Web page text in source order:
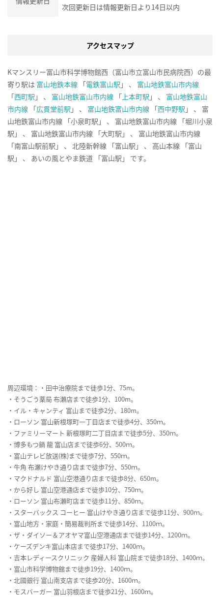
次回更新日は情報更新日より14日以内
アクセスマップ
Kマンスリー富山市科学博物館西（富山市立富山市民病院西）の最
寄り駅は 富山地鉄本線 「電鉄富山駅 」 、 富山地鉄富山市内線
「西町駅 」 、 富山地鉄富山市内線 「 上本町駅 」 、 富山地鉄富山
市内線 「広貫堂前駅 」 、 富山地鉄富山市内線 「西中野駅 」 、 富
山地鉄富山市内線 「小泉町駅」 、 富山地鉄富山市内線 「堀川小泉
駅」 、 富山地鉄富山市内線 「大町駅」 、 富山地鉄富山市内線
「南富山駅前駅」 、 北陸新幹線 「富山駅」 、 高山本線 「富山
駅」 、 あいの風とやま鉄道 「富山駅」 です。
周辺環境：・田中治療院まで徒歩1分、75m。
・そうごう薬局 布瀬店まで徒歩1分、100m。
・イル・キャンティ 富山まで徒歩2分、180m。
・ローソン 富山新根塚町一丁目店まで徒歩4分、350ｍ。
・ファミリーマート 新根塚町二丁目店まで徒歩5分、350ｍ。
・博多もつ鍋 龍 富山店まで徒歩6分、500ｍ。
・富山テレビ放送(株)まで徒歩7分、550ｍ。
・牛角 布瀬けやき通り店まで徒歩7分、550ｍ。
・マクドナルド 富山空港通り店まで徒歩8分、650m。
・から好し 富山空港通店まで徒歩10分、750ｍ。
・ローソン 富山布瀬町店まで徒歩11分、850ｍ。
・スターバックス コーヒー 富山けやき通り店まで徒歩11分、900ｍ。
・富山地方・家庭・簡易裁判所まで徒歩14分、1100ｍ。
・ザ・ダイソー＆アオヤマ富山空港通店まで徒歩14分、1200ｍ。
・ケーズデンキ富山本店まで徒歩17分、1400ｍ。
・吉本レディースクリニック 産婦人科 富山院まで徒歩18分、1400ｍ。
・富山市科学博物館まで徒歩19分、1400ｍ。
・北國銀行 富山南支店まで徒歩20分、1600ｍ。
・モスバーガー 富山羽根店まで徒歩21分、1600ｍ。